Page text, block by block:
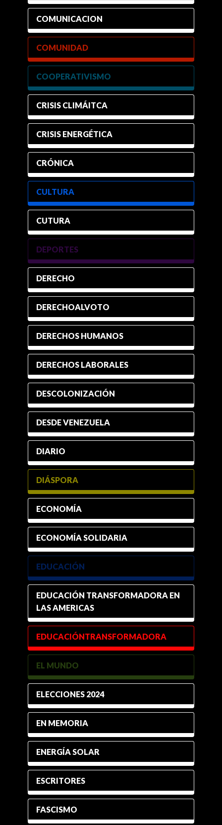
COMUNICACION
COMUNIDAD
COOPERATIVISMO
CRISIS CLIMÁITCA
CRISIS ENERGÉTICA
CRÓNICA
CULTURA
CUTURA
DEPORTES
DERECHO
DERECHOALVOTO
DERECHOS HUMANOS
DERECHOS LABORALES
DESCOLONIZACIÓN
DESDE VENEZUELA
DIARIO
DIÁSPORA
ECONOMÍA
ECONOMÍA SOLIDARIA
EDUCACIÓN
EDUCACIÓN TRANSFORMADORA EN
LAS AMERICAS
EDUCACIÓNTRANSFORMADORA
EL MUNDO
ELECCIONES 2024
EN MEMORIA
ENERGÍA SOLAR
ESCRITORES
FASCISMO